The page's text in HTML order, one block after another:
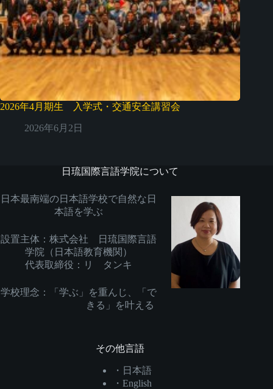
2026年4月期生 入学式・交通安全講習会
2026年6月2日
日琉国際言語学院について
日本最南端の日本語学校で自然な日
本語を学ぶ
設置主体：株式会社 日琉国際言語
学院（日本語教育機関）
代表取締役：リ タンキ
学校理念：「学ぶ」を重んじ、「で
きる」を叶える
その他言語
・日本語
・English